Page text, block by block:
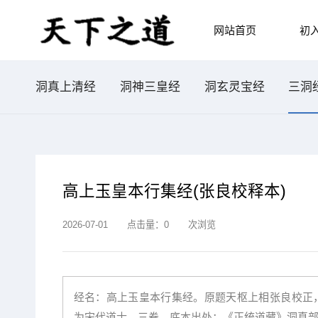
网站首页 初
洞真上清经 洞神三皇经 洞玄灵宝经 三洞
高上玉皇本行集经(张良校释本)
2026-07-01 点击量： 0 次浏览
经名：高上玉皇本行集经。原题天枢上相张良校